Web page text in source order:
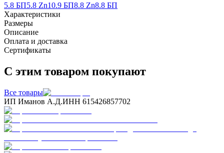
5.8 БП5.8 Zn10.9 БП8.8 Zn8.8 БП
Характеристики
Размеры
Описание
Оплата и доставка
Сертификаты
С этим товаром покупают
Все товары
ИП Иманов А.Д.ИНН 615426857702